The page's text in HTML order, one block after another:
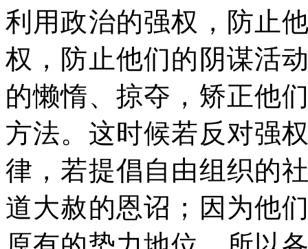
利用政治的强权，防止
权，防止他们的阴谋活
的懒惰、掠夺，矫正他
方法。这时候若反对强
律，若提倡自由组织的
道大赦的恩诏；因为他